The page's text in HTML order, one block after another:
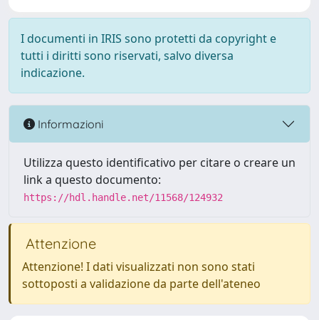
I documenti in IRIS sono protetti da copyright e
tutti i diritti sono riservati, salvo diversa
indicazione.
Informazioni
Utilizza questo identificativo per citare o creare un
link a questo documento:
https://hdl.handle.net/11568/124932
Attenzione
Attenzione! I dati visualizzati non sono stati
sottoposti a validazione da parte dell'ateneo